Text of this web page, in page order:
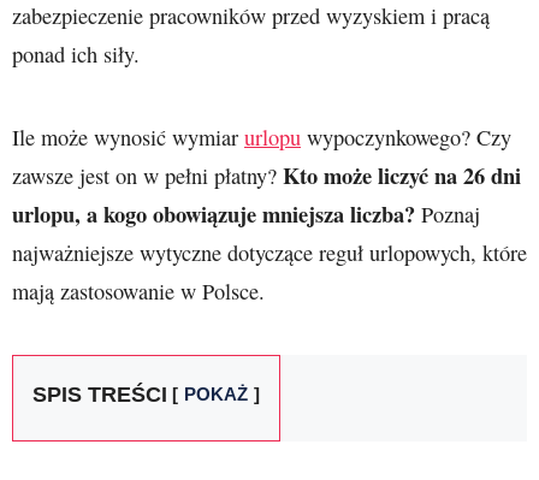
zabezpieczenie pracowników przed wyzyskiem i pracą
ponad ich siły.
Ile może wynosić wymiar urlopu wypoczynkowego? Czy
zawsze jest on w pełni płatny? Kto może liczyć na 26 dni
urlopu, a kogo obowiązuje mniejsza liczba? Poznaj
najważniejsze wytyczne dotyczące reguł urlopowych, które
mają zastosowanie w Polsce.
SPIS TREŚCI POKAŻ